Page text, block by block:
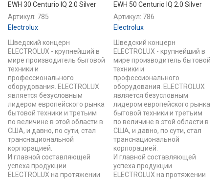
EWH 30 Centurio IQ 2.0 Silver
Артикул: 785
Electrolux
Шведский концерн
ELECTROLUX - крупнейший в
мире производитель бытовой
техники и
профессионального
оборудования. ELECTROLUX
является безусловным
лидером европейского рынка
бытовой техники и третьим
по величине в этой области в
США, и давно, по сути, стал
транснациональной
корпорацией.
И главной составляющей
успеха продукции
ELECTROLUX на протяжении
EWH 50 Centurio IQ 2.0 Silver
Артикул: 786
Electrolux
Шведский концерн
ELECTROLUX - крупнейший в
мире производитель бытовой
техники и
профессионального
оборудования. ELECTROLUX
является безусловным
лидером европейского рынка
бытовой техники и третьим
по величине в этой области в
США, и давно, по сути, стал
транснациональной
корпорацией.
И главной составляющей
успеха продукции
ELECTROLUX на протяжении